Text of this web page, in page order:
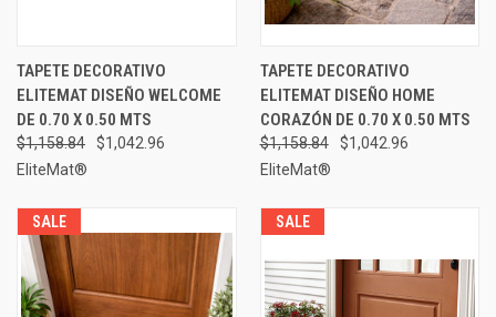
TAPETE DECORATIVO
ELITEMAT DISEÑO WELCOME
DE 0.70 X 0.50 MTS
$1,158.84
$1,042.96
EliteMat®
TAPETE DECORATIVO
ELITEMAT DISEÑO HOME
CORAZÓN DE 0.70 X 0.50 MTS
$1,158.84
$1,042.96
EliteMat®
SALE SALE